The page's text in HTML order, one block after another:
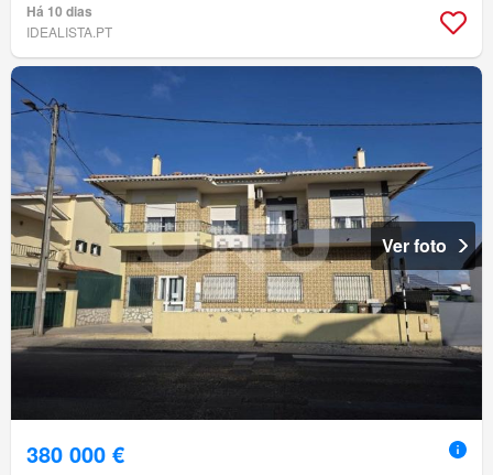
Há 10 dias
IDEALISTA.PT
Ver foto
380 000 €